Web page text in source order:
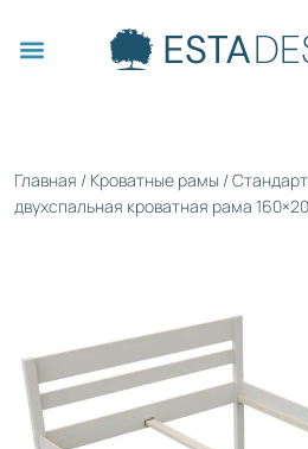
Главная / Кроватные рамы /
двухспальная кроватная рама